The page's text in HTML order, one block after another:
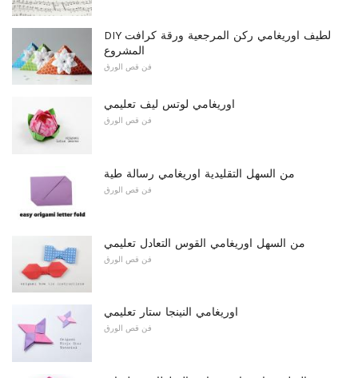
DIY لطيف اوريغامي ركن المرجعية ورقة كرافت
المشروع
فن قص الورق
اوريغامي لوتس ليف تعليمي
فن قص الورق
من السهل التقليدية اوريغامي رسالة طية
فن قص الورق
من السهل اوريغامي القوس التعادل تعليمي
فن قص الورق
اوريغامي النينجا ستار تعليمي
فن قص الورق